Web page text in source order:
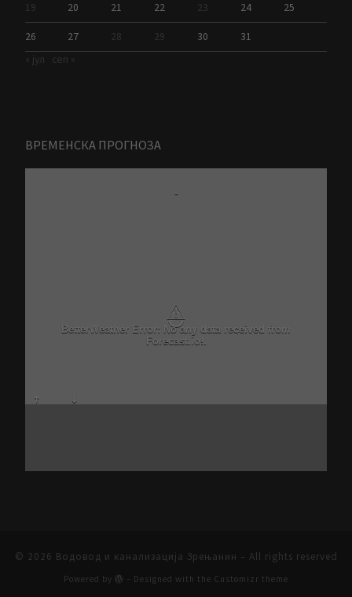
19 20 21 22 23 24 25
26 27 28 29 30
31
« јул
сеп »
ВРЕМЕНСКА ПРОГНОЗА
-
⚠
BetterWeather Error: No any data received from
Forecast.io!.
© 2026 Водовод и канализација Зрењанин – All rights reserved
Powered by – Designed with the Customizr theme